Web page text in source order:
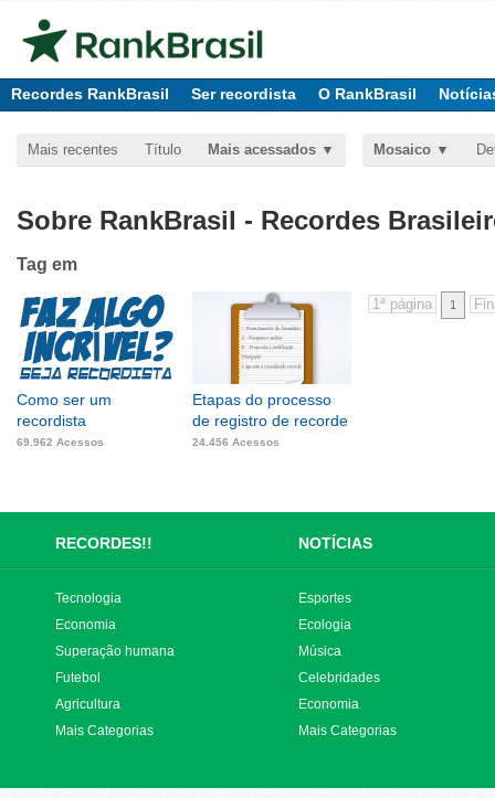
Recordes RankBrasil Ser recordista O RankBrasil
Mais recentes Título Mais acessados Mosaico
Sobre RankBrasil - Recordes
Tag em
Como ser um
recordista
69.962 Acessos
Etapas do processo
de registro de recorde
24.456 Acessos
1
RECORDES!! NOTÍCIAS
Tecnologia
Economia
Superação humana
Futebol
Agricultura
Mais Categorias
Esportes
Ecologia
Música
Celebridades
Economia
Mais Categorias